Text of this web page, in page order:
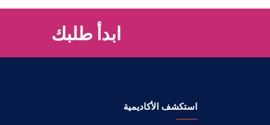
ابدأ طلبك
استكشف الأكاديمية